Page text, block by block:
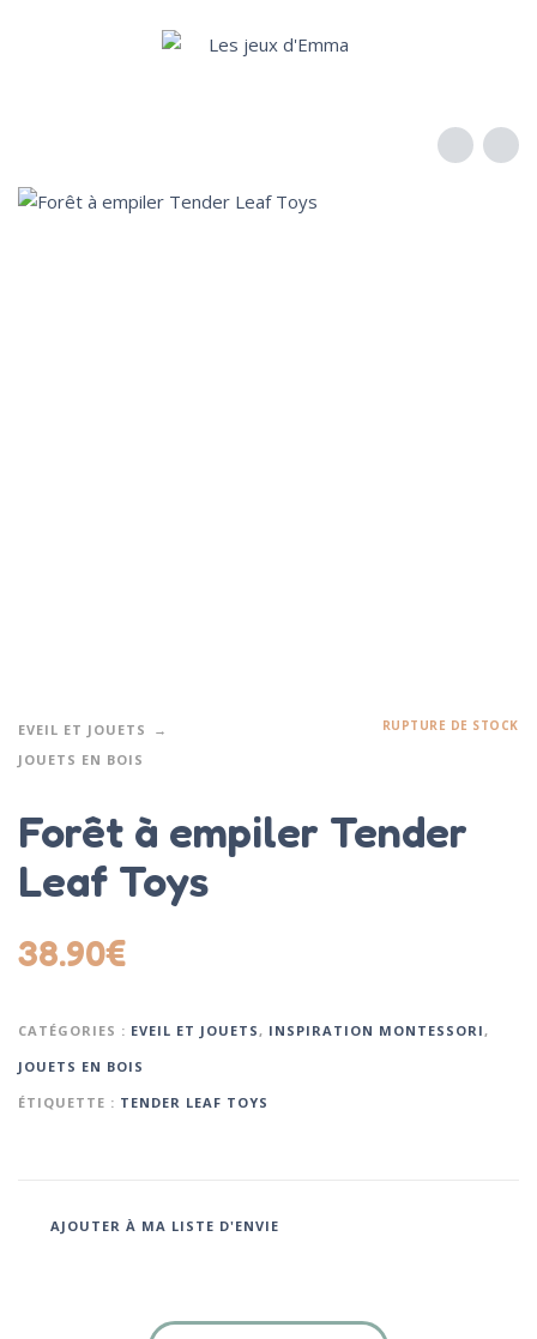
EVEIL ET JOUETS
JOUETS EN BOIS
RUPTURE DE STOCK
Forêt à empiler Tender
Leaf Toys
38.90€
CATÉGORIES : EVEIL ET JOUETS, INSPIRATION MONTESSORI,
JOUETS EN BOIS
ÉTIQUETTE : TENDER LEAF TOYS
AJOUTER À MA LISTE D'ENVIE